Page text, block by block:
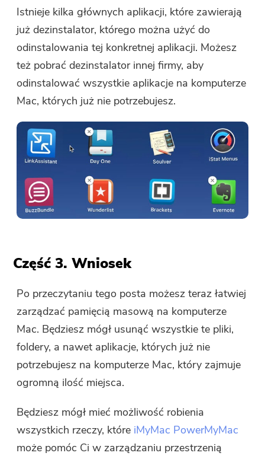
Istnieje kilka głównych aplikacji, które zawierają
już dezinstalator, którego można użyć do
odinstalowania tej konkretnej aplikacji. Możesz
też pobrać dezinstalator innej firmy, aby
odinstalować wszystkie aplikacje na komputerze
Mac, których już nie potrzebujesz.
Część 3. Wniosek
Po przeczytaniu tego posta możesz teraz łatwiej
zarządzać pamięcią masową na komputerze
Mac. Będziesz mógł usunąć wszystkie te pliki,
foldery, a nawet aplikacje, których już nie
potrzebujesz na komputerze Mac, który zajmuje
ogromną ilość miejsca.
Będziesz mógł mieć możliwość robienia
wszystkich rzeczy, które iMyMac PowerMyMac
może pomóc Ci w zarządzaniu przestrzenią